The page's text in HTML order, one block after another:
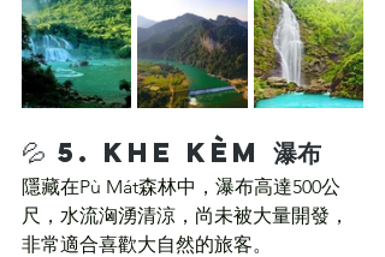
💦 5. Khe Kèm 瀑布
隱藏在Pù Mát森林中，瀑布高達500公
尺，水流洶湧清涼，尚未被大量開發，
非常適合喜歡大自然的旅客。